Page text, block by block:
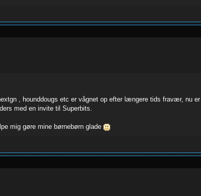
, hounddougs etc er vågnet op efter længere tids fravær, nu
med en invite til Superbits.
mig gøre mine børnebørn glade